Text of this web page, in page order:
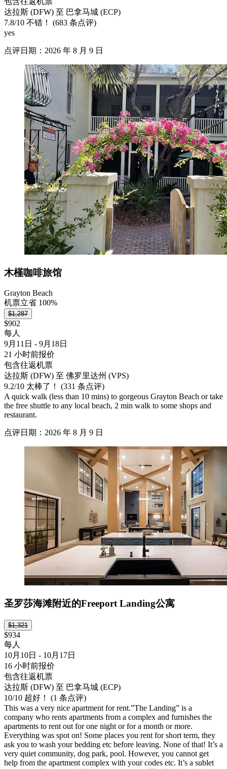
达拉斯 (DFW) 至 巴拿马城 (ECP)
7.8/10 不错！ (683 条点评)
yes
点评日期：2026 年 8 月 9 日
木槿咖啡旅馆
Grayton Beach
机票立省 100%
$1,287
$902
每人
9月11日 - 9月18日
21 小时前报价
包含往返机票
达拉斯 (DFW) 至 佛罗里达州 (VPS)
9.2/10 太棒了！ (331 条点评)
A quick walk (less than 10 mins) to gorgeous Grayton Beach or take
the free shuttle to any local beach, 2 min walk to some shops and
restaurant.
点评日期：2026 年 8 月 9 日
圣罗莎海滩附近的Freeport Landing公寓
$1,321
$934
每人
10月10日 - 10月17日
16 小时前报价
包含往返机票
达拉斯 (DFW) 至 巴拿马城 (ECP)
10/10 超好！ (1 条点评)
This was a very nice apartment for rent.”The Landing” is a
company who rents apartments from a complex and furnishes the
apartments to rent out for one night or for a month or more.
Everything was spot on! Some places you rent for short term, they
ask you to wash your bedding etc before leaving. None of that! It’s a
very quiet community, dog park, pool. However, you cannot get
help from the apartment complex with your codes etc. It’s a sublet